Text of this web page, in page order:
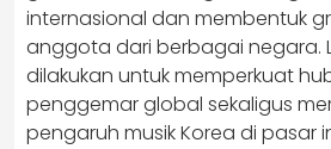
internasional dan membentuk
anggota dari berbagai negara.
dilakukan untuk memperkuat
penggemar global sekaligus
pengaruh musik Korea di pasar